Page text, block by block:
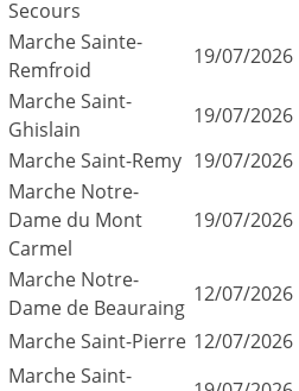
Secours
Marche Sainte-
Remfroid
19/07/2026
Marche Saint-
Ghislain
19/07/2026
Marche Saint-Remy 19/07/2026
Marche Notre-
Dame du Mont
Carmel
19/07/2026
Marche Notre-
Dame de Beauraing
12/07/2026
Marche Saint-Pierre 12/07/2026
Marche Saint-